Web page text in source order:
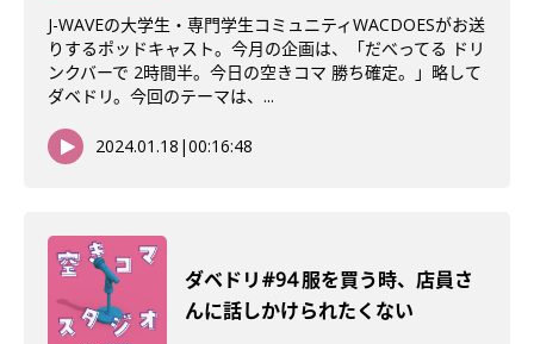
J-WAVEの大学生・専門学生コミュニティWACDOESがお送
りするポッドキャスト。今月の企画は、「だべってる ドリ
ンクバーで 2時間半。今日の空きコマ 勝ち確定。」略して
ダベドリ。今回のテーマは、...
2024.01.18 |00:16:48
ダベドリ#94 服を買う時、店員さ
んに話しかけられたくない